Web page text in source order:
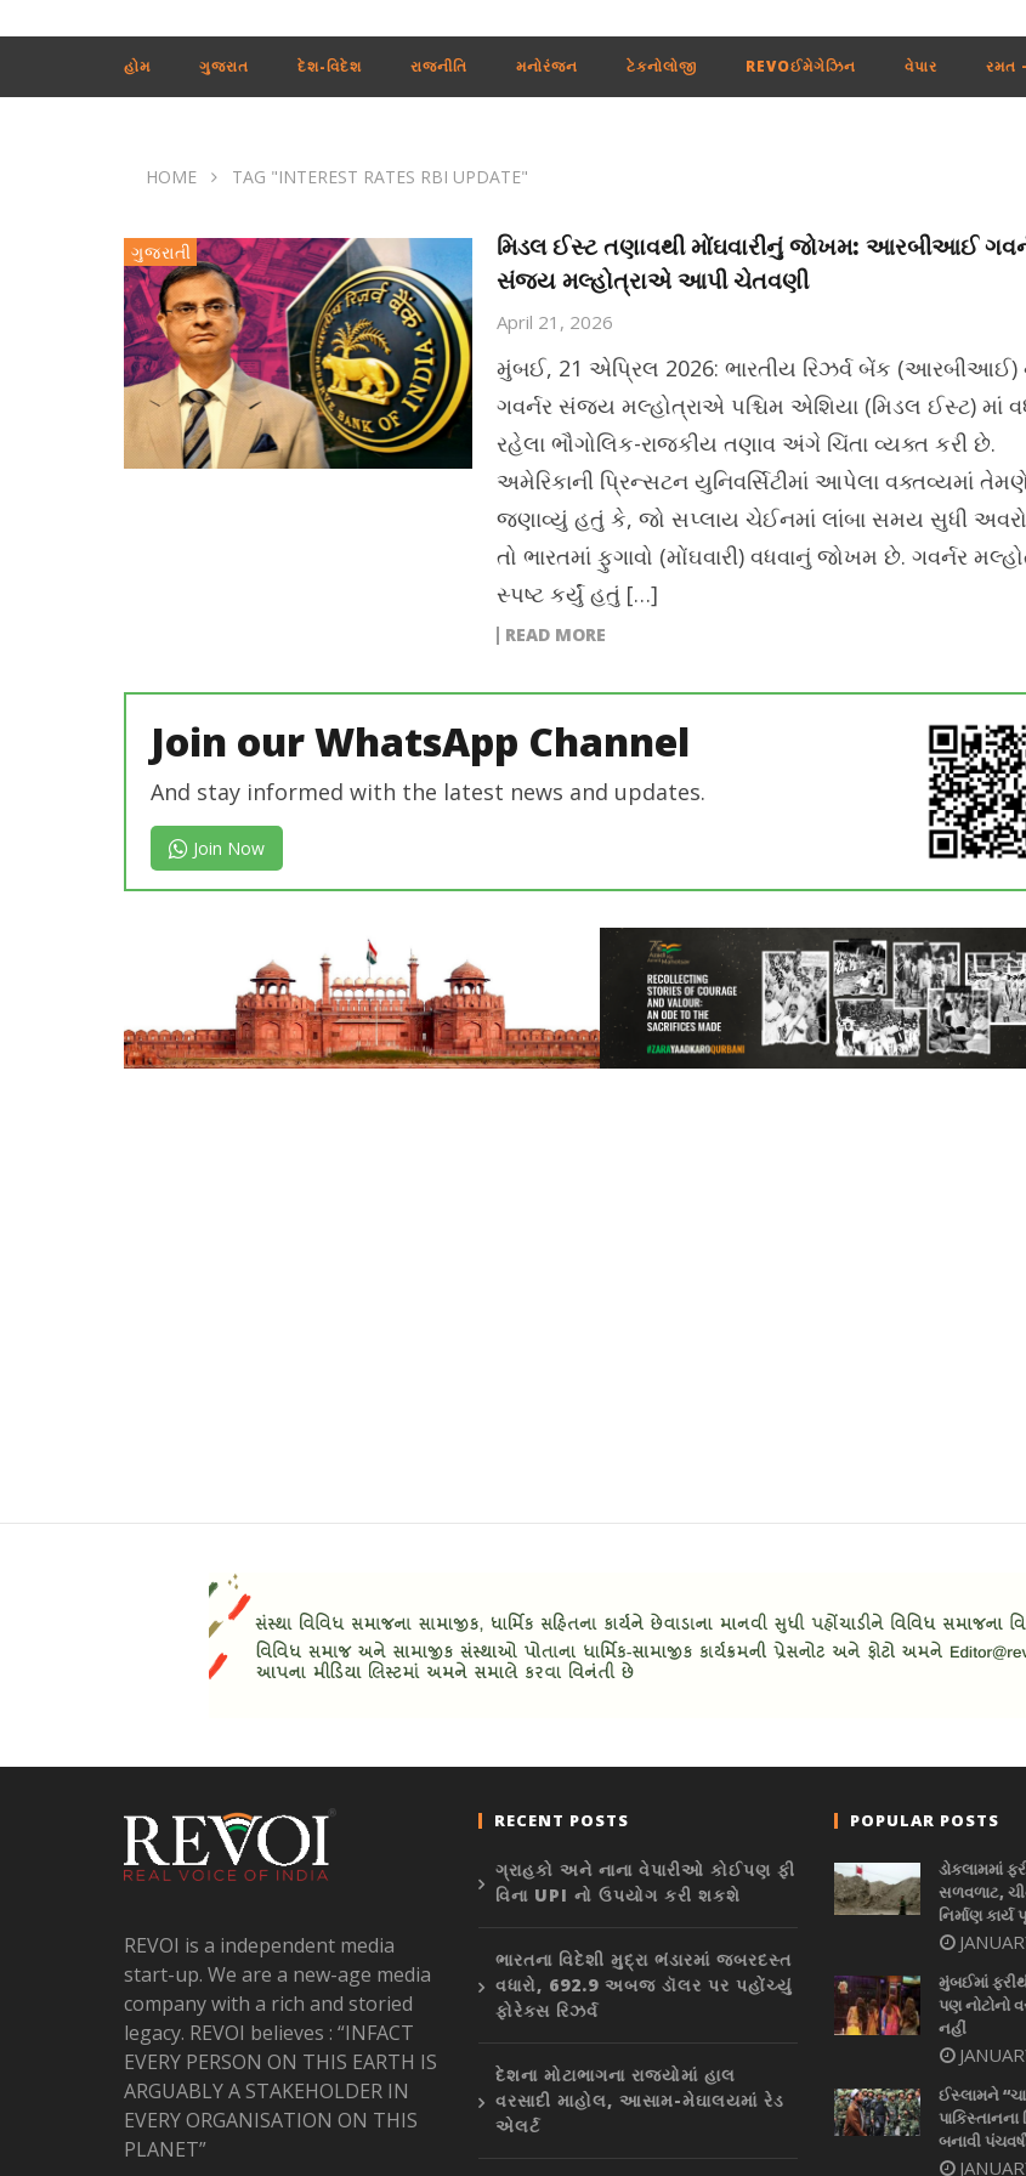
હોમ ગુજરાત દેશ-વિદેશ રાજનીતિ મનોરંજન ટેકનોલોજી REVOઈમેગેઝિન વેપાર રમત
HOME TAG "INTEREST RATES RBI UPDATE"
ગુજરાતી
મિડલ ઈસ્ટ તણાવથી મોંઘવારીનું જોખમ: આરબીઆઈ
સંજય મલ્હોત્રાએ આપી ચેતવણી
April 21, 2026
મુંબઈ, 21 એપ્રિલ 2026: ભારતીય રિઝર્વ બેંક (આરબીઆઈ)
ગવર્નર સંજય મલ્હોત્રાએ પશ્ચિમ એશિયા (મિડલ ઈસ્ટ) માં
રહેલા ભૌગોલિક-રાજકીય તણાવ અંગે ચિંતા વ્યક્ત કરી છે.
અમેરિકાની પ્રિન્સટન યુનિવર્સિટીમાં આપેલા વક્તવ્યમાં
જણાવ્યું હતું કે, જો સપ્લાય ચેઈનમાં લાંબા સમય સુધી
તો ભારતમાં ફુગાવો (મોંઘવારી) વધવાનું જોખમ છે. ગવર્નર
સ્પષ્ટ કર્યું હતું […]
READ MORE
Join our WhatsApp Channel
And stay informed with the latest news and updates.
Join Now
REVOI is a independent media
start-up. We are a new-age media
company with a rich and storied
legacy. REVOI believes : “INFACT
EVERY PERSON ON THIS EARTH IS
ARGUABLY A STAKEHOLDER IN
EVERY ORGANISATION ON THIS
PLANET”
RECENT POSTS
ગ્રાહકો અને નાના વેપારીઓ કોઈપણ ફી
વિના UPI નો ઉપયોગ કરી શકશે
ભારતના વિદેશી મુદ્રા ભંડારમાં જબરદસ્ત
વધારો, 692.9 અબજ ડૉલર પર પહોંચ્યું
ફોરેક્સ રિઝર્વ
દેશના મોટાભાગના રાજ્યોમાં હાલ
વરસાદી માહોલ, આસામ-મેઘાલયમાં રેડ
એલર્ટ
POPULAR POSTS
ડોકલામમાં
સળવળાટ,
નિર્માણ
મુંબઈમાં
પણ નોટોનો
નહીં
ઈસ્લામને
બનાવી